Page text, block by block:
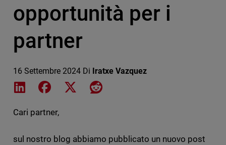
opportunità per i
partner
16 Settembre 2024 Di Iratxe Vazquez
Share on LinkedIn
Share on Facebook
Share on XShare on Reddit
Cari partner,
sul nostro blog abbiamo pubblicato un nuovo post